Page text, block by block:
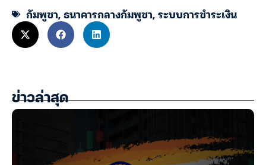
กัมพูชา,ธนาคารกลางกัมพูชา,ระบบการชำระเงิน
ข่าวล่าสุด